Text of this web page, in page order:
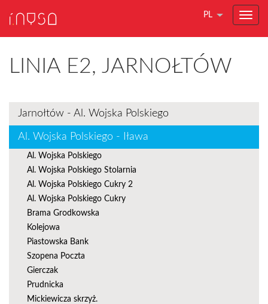
PL
LINIA E2, JARNOŁTÓW
Jarnołtów - Al. Wojska Polskiego
Al. Wojska Polskiego - Iława
Al. Wojska Polskiego
Al. Wojska Polskiego Stolarnia
Al. Wojska Polskiego Cukry 2
Al. Wojska Polskiego Cukry
Brama Grodkowska
Kolejowa
Piastowska Bank
Szopena Poczta
Gierczak
Prudnicka
Mickiewicza skrzyż.